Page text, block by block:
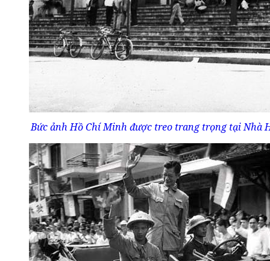
Bức ảnh Hồ Chí Minh được treo trang trọng tại Nhà